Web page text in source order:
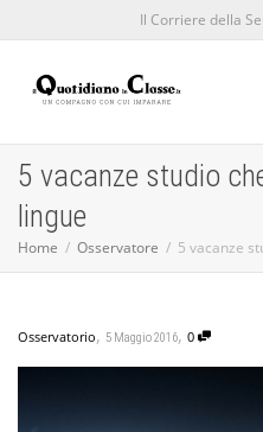
Il Corriere della
5 vacanze studio
lingue
Home Osservatore 5 vacanze
Osservatorio, 5 Maggio 2016, 0